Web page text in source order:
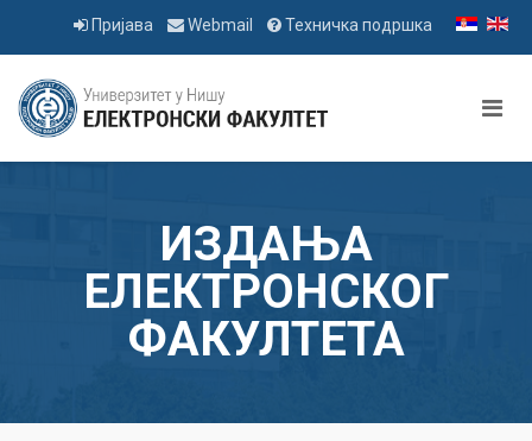
Пријава Webmail Техничка подршка
ИЗДАЊА
ЕЛЕКТРОНСКОГ
ФАКУЛТЕТА